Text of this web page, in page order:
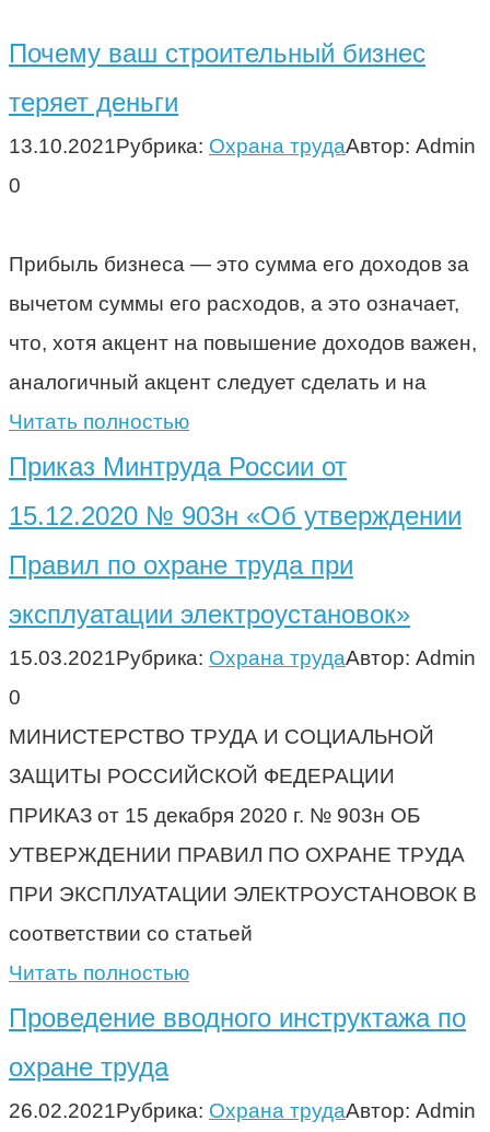
Почему ваш строительный бизнес
теряет деньги
13.10.2021Рубрика: Охрана трудаАвтор: Admin
0
Прибыль бизнеса — это сумма его доходов за
вычетом суммы его расходов, а это означает,
что, хотя акцент на повышение доходов важен,
аналогичный акцент следует сделать и на
Читать полностью
Приказ Минтруда России от
15.12.2020 № 903н «Об утверждении
Правил по охране труда при
эксплуатации электроустановок»
15.03.2021Рубрика: Охрана трудаАвтор: Admin
0
МИНИСТЕРСТВО ТРУДА И СОЦИАЛЬНОЙ
ЗАЩИТЫ РОССИЙСКОЙ ФЕДЕРАЦИИ
ПРИКАЗ от 15 декабря 2020 г. № 903н ОБ
УТВЕРЖДЕНИИ ПРАВИЛ ПО ОХРАНЕ ТРУДА
ПРИ ЭКСПЛУАТАЦИИ ЭЛЕКТРОУСТАНОВОК В
соответствии со статьей
Читать полностью
Проведение вводного инструктажа по
охране труда
26.02.2021Рубрика: Охрана трудаАвтор: Admin